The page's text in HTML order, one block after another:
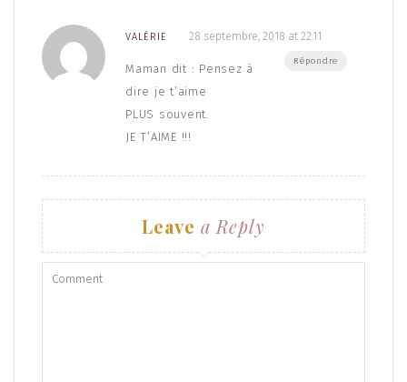
VALÉRIE 28 septembre, 2018 at 22:11
Répondre
Maman dit : Pensez à
dire je t’aime
PLUS souvent.
JE T’AIME !!!
Leave a Reply